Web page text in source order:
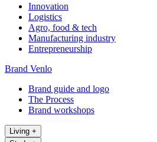
Innovation
Logistics
Agro, food & tech
Manufacturing industry
Entrepreneurship
Brand Venlo
Brand guide and logo
The Process
Brand workshops
Living +